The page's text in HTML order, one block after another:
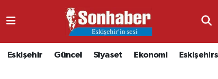
Eskişehir Güncel Siyaset Ekonomi
Nöbetçi Eczaneler